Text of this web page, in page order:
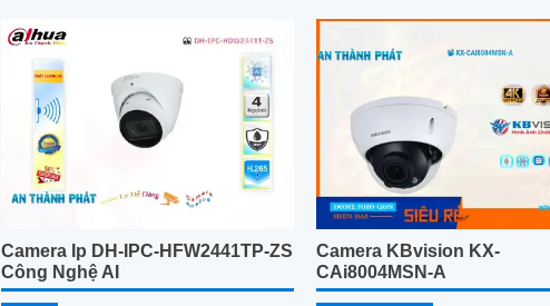
Camera Ip DH-IPC-HFW2441TP-ZS
Công Nghệ AI
Camera KBvision KX-
CAi8004MSN-A